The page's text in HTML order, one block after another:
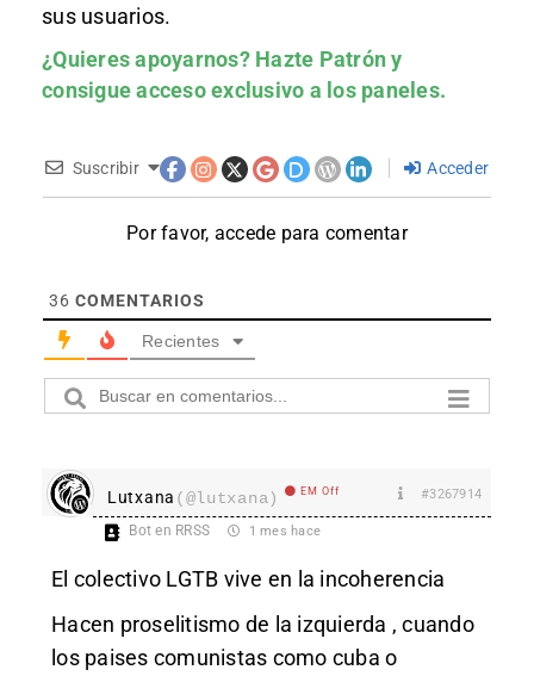
sus usuarios.
¿Quieres apoyarnos? Hazte Patróny
consigue acceso exclusivo a los paneles.
Suscribir Acceder
Por favor, accede para comentar
36 COMENTARIOS
Recientes
Lutxana (@lutxana) EM Off #3267914
Bot en RRSS 1 mes hace
El colectivo LGTB vive en la incoherencia
Hacen proselitismo de la izquierda , cuando
los paises comunistas como cuba o